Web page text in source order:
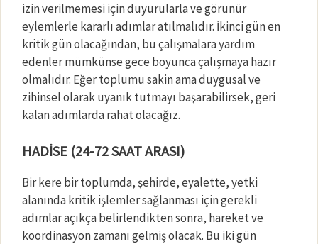
izin verilmemesi için duyurularla ve görünür
eylemlerle kararlı adımlar atılmalıdır. İkinci gün en
kritik gün olacağından, bu çalışmalara yardım
edenler mümkünse gece boyunca çalışmaya hazır
olmalıdır. Eğer toplumu sakin ama duygusal ve
zihinsel olarak uyanık tutmayı başarabilirsek, geri
kalan adımlarda rahat olacağız.
HADİSE (24-72 SAAT ARASI)
Bir kere bir toplumda, şehirde, eyalette, yetki
alanında kritik işlemler sağlanması için gerekli
adımlar açıkça belirlendikten sonra, hareket ve
koordinasyon zamanı gelmiş olacak. Bu iki gün